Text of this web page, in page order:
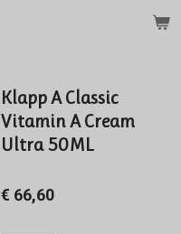
Klapp A Classic
Vitamin A Cream
Ultra 50ML
€ 66,60